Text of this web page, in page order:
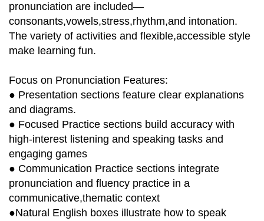
pronunciation are included—
consonants,vowels,stress,rhythm,and intonation.
The variety of activities and flexible,accessible style
make learning fun.
Focus on Pronunciation Features:
● Presentation sections feature clear explanations
and diagrams.
● Focused Practice sections build accuracy with
high-interest listening and speaking tasks and
engaging games
● Communication Practice sections integrate
pronunciation and fluency practice in a
communicative,thematic context
●Natural English boxes illustrate how to speak